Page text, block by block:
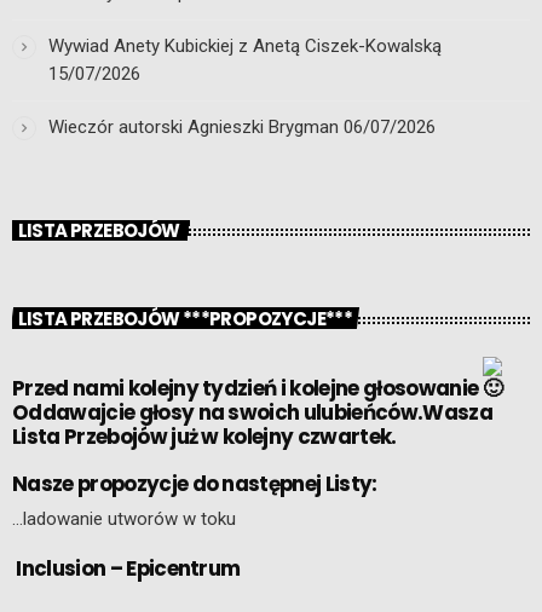
Wywiad Anety Kubickiej z Anetą Ciszek-Kowalską
15/07/2026
Wieczór autorski Agnieszki Brygman 06/07/2026
LISTA PRZEBOJÓW
LISTA PRZEBOJÓW ***PROPOZYCJE***
Przed nami kolejny tydzień i kolejne głosowanie
Oddawajcie głosy na swoich ulubieńców.Wasza
Lista Przebojów już w kolejny czwartek.
Nasze propozycje do następnej Listy:
…ladowanie utworów w toku
Inclusion – Epicentrum